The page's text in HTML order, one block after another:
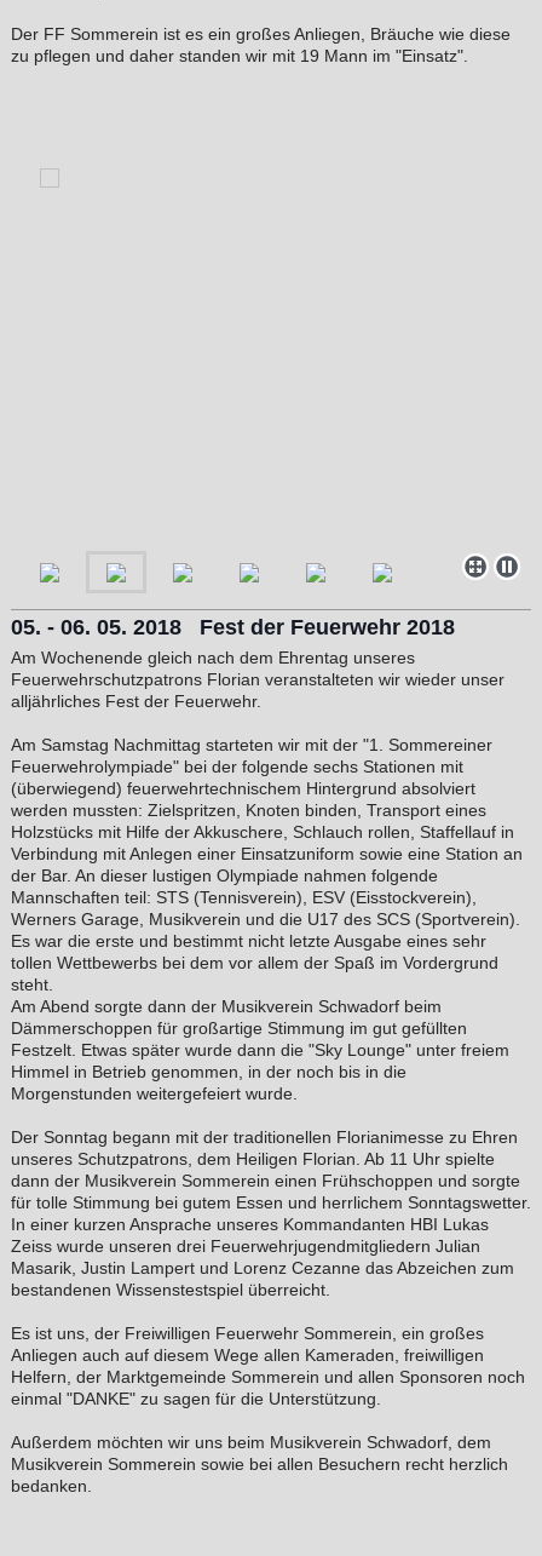
Der FF Sommerein ist es ein großes Anliegen, Bräuche wie diese
zu pflegen und daher standen wir mit 19 Mann im "Einsatz".
05. - 06. 05. 2018 Fest der Feuerwehr 2018
Am Wochenende gleich nach dem Ehrentag unseres
Feuerwehrschutzpatrons Florian veranstalteten wir wieder unser
alljährliches Fest der Feuerwehr.
Am Samstag Nachmittag starteten wir mit der "1. Sommereiner
Feuerwehrolympiade" bei der folgende sechs Stationen mit
(überwiegend) feuerwehrtechnischem Hintergrund absolviert
werden mussten: Zielspritzen, Knoten binden, Transport eines
Holzstücks mit Hilfe der Akkuschere, Schlauch rollen, Staffellauf in
Verbindung mit Anlegen einer Einsatzuniform sowie eine Station an
der Bar. An dieser lustigen Olympiade nahmen folgende
Mannschaften teil: STS (Tennisverein), ESV (Eisstockverein),
Werners Garage, Musikverein und die U17 des SCS (Sportverein).
Es war die erste und bestimmt nicht letzte Ausgabe eines sehr
tollen Wettbewerbs bei dem vor allem der Spaß im Vordergrund
steht.
Am Abend sorgte dann der Musikverein Schwadorf beim
Dämmerschoppen für großartige Stimmung im gut gefüllten
Festzelt. Etwas später wurde dann die "Sky Lounge" unter freiem
Himmel in Betrieb genommen, in der noch bis in die
Morgenstunden weitergefeiert wurde.
Der Sonntag begann mit der traditionellen Florianimesse zu Ehren
unseres Schutzpatrons, dem Heiligen Florian. Ab 11 Uhr spielte
dann der Musikverein Sommerein einen Frühschoppen und sorgte
für tolle Stimmung bei gutem Essen und herrlichem Sonntagswetter.
In einer kurzen Ansprache unseres Kommandanten HBI Lukas
Zeiss wurde unseren drei Feuerwehrjugendmitgliedern Julian
Masarik, Justin Lampert und Lorenz Cezanne das Abzeichen zum
bestandenen Wissenstestspiel überreicht.
Es ist uns, der Freiwilligen Feuerwehr Sommerein, ein großes
Anliegen auch auf diesem Wege allen Kameraden, freiwilligen
Helfern, der Marktgemeinde Sommerein und allen Sponsoren noch
einmal "DANKE" zu sagen für die Unterstützung.
Außerdem möchten wir uns beim Musikverein Schwadorf, dem
Musikverein Sommerein sowie bei allen Besuchern recht herzlich
bedanken.